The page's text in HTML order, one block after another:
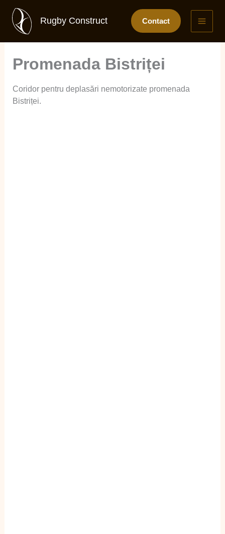
content
Rugby Construct Contact
Promenada Bistriței
Coridor pentru deplasări nemotorizate promenada
Bistriței.